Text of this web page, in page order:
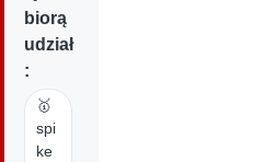
biorą
udział
:
🥇
spi
ke